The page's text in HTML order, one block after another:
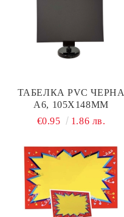
ТАБЕЛКА PVC ЧЕРНА
А6, 105Х148ММ
€0.95
1.86 лв.